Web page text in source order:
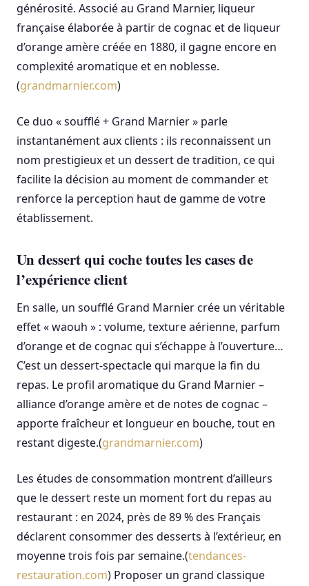
générosité. Associé au Grand Marnier, liqueur
française élaborée à partir de cognac et de liqueur
d’orange amère créée en 1880, il gagne encore en
complexité aromatique et en noblesse.
(grandmarnier.com)
Ce duo « soufflé + Grand Marnier » parle
instantanément aux clients : ils reconnaissent un
nom prestigieux et un dessert de tradition, ce qui
facilite la décision au moment de commander et
renforce la perception haut de gamme de votre
établissement.
Un dessert qui coche toutes les cases de
l’expérience client
En salle, un soufflé Grand Marnier crée un véritable
effet « waouh » : volume, texture aérienne, parfum
d’orange et de cognac qui s’échappe à l’ouverture…
C’est un dessert-spectacle qui marque la fin du
repas. Le profil aromatique du Grand Marnier –
alliance d’orange amère et de notes de cognac –
apporte fraîcheur et longueur en bouche, tout en
restant digeste.(grandmarnier.com)
Les études de consommation montrent d’ailleurs
que le dessert reste un moment fort du repas au
restaurant : en 2024, près de 89 % des Français
déclarent consommer des desserts à l’extérieur, en
moyenne trois fois par semaine.(tendances-
restauration.com) Proposer un grand classique